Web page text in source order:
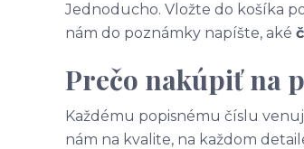
Jednoducho. Vložte do košíka
nám do poznámky napíšte, aké
Prečo nakúpiť na
Každému popisnému číslu
nám na kvalite, na každom